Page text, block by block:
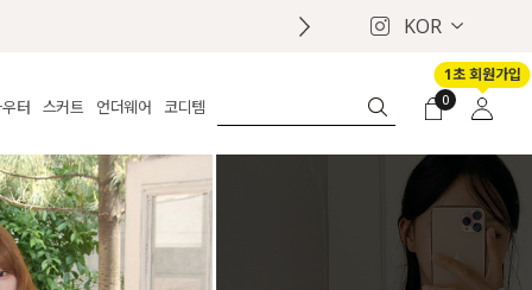
KOR
터
건
켓
/집업
트
스커트
롱
데님
린넨
미니/미디
언더웨어
보정웨어
브라
인견
코디템
MADE
벨트
슈즈
0
1초 회원가입
회원가입
마이페이지